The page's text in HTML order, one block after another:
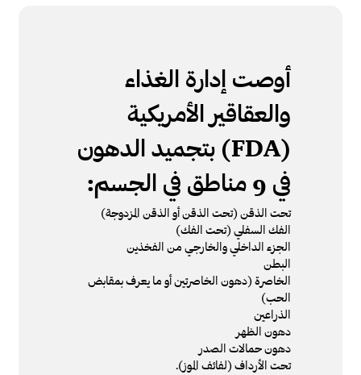
أوصت إدارة الغذاء
والعقاقير الأمريكية
(FDA) بتجميد الدهون
في 9 مناطق في الجسم:
تحت الذقن (تحت الذقن أو الذقن المزدوجة)
الفك السفلي (تحت الفك)
الجزء الداخلي والخارجي من الفخذين
البطن
الخاصرة (دهون الخاصرتين أو ما يعرف بمقابض
الحب)
الذراعين
دهون الظهر
دهون حمالات الصدر
تحت الأرداف (لفائف الموز).